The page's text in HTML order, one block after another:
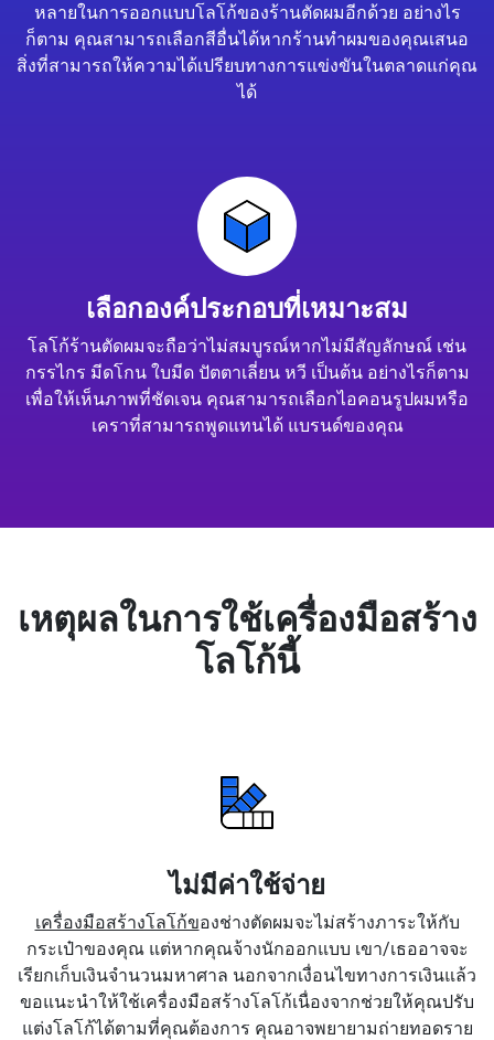
หลายในการออกแบบโลโก้ของร้านตัดผมอีกด้วย อย่างไร
ก็ตาม คุณสามารถเลือกสีอื่นได้หากร้านทำผมของคุณเสนอ
สิ่งที่สามารถให้ความได้เปรียบทางการแข่งขันในตลาดแก่คุณ
ได้
เลือกองค์ประกอบที่เหมาะสม
โลโก้ร้านตัดผมจะถือว่าไม่สมบูรณ์หากไม่มีสัญลักษณ์ เช่น
กรรไกร มีดโกน ใบมีด ปัตตาเลี่ยน หวี เป็นต้น อย่างไรก็ตาม
เพื่อให้เห็นภาพที่ชัดเจน คุณสามารถเลือกไอคอนรูปผมหรือ
เคราที่สามารถพูดแทนได้ แบรนด์ของคุณ
เหตุผลในการใช้เครื่องมือสร้าง
โลโก้นี้
ไม่มีค่าใช้จ่าย
เครื่องมือสร้างโลโก้ของช่างตัดผมจะไม่สร้างภาระให้กับ
กระเป๋าของคุณ แต่หากคุณจ้างนักออกแบบ เขา/เธออาจจะ
เรียกเก็บเงินจำนวนมหาศาล นอกจากเงื่อนไขทางการเงินแล้ว
ขอแนะนำให้ใช้เครื่องมือสร้างโลโก้เนื่องจากช่วยให้คุณปรับ
แต่งโลโก้ได้ตามที่คุณต้องการ คุณอาจพยายามถ่ายทอดราย